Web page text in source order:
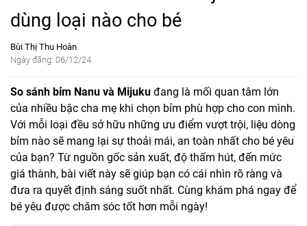
dùng loại nào cho bé
Bùi Thị Thu Hoàn
Ngày đăng: 06/12/24
So sánh bỉm Nanu và Mijuku đang là mối quan tâm lớn
của nhiều bậc cha mẹ khi chọn bỉm phù hợp cho con mình.
Với mỗi loại đều sở hữu những ưu điểm vượt trội, liệu dòng
bỉm nào sẽ mang lại sự thoải mái, an toàn nhất cho bé yêu
của bạn? Từ nguồn gốc sản xuất, độ thấm hút, đến mức
giá thành, bài viết này sẽ giúp bạn có cái nhìn rõ ràng và
đưa ra quyết định sáng suốt nhất. Cùng khám phá ngay để
bé yêu được chăm sóc tốt hơn mỗi ngày!